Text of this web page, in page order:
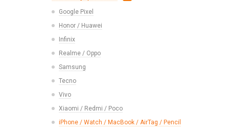
Расходные материалы
Ремешки Samsung 46mm/Huawei
46mm/Amazfit GTR (22mm)
Смарт часы
Умные детские часы
Шармы для ремешков Watch Series
Samsung
Tecno
Vivo
Xiaomi/ Redmi/ Poco
Монтажные комплекты и салфетки
На камеру/на динамик
Экшн камеры
USB 2.0
USB 3.0 / 3.1 /3.2
Карты памяти
Google Pixel
Honor / Huawei
Infinix
Realme / Oppo
Samsung
Tecno
Vivo
Xiaomi / Redmi / Poco
iPhone / Watch / MacBook / AirTag / Pencil